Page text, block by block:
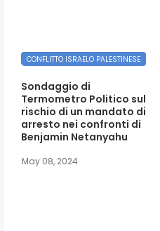
CONFLITTO ISRAELO PALESTINESE
Sondaggio di
Termometro Politico sul
rischio di un mandato di
arresto nei confronti di
Benjamin Netanyahu
May 08, 2024